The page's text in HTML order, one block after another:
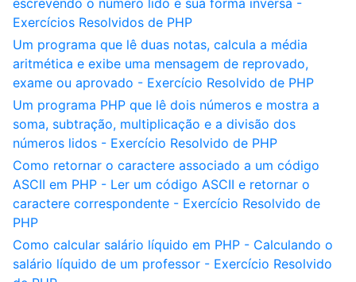
escrevendo o número lido e sua forma inversa -
Exercícios Resolvidos de PHP
Um programa que lê duas notas, calcula a média
aritmética e exibe uma mensagem de reprovado,
exame ou aprovado - Exercício Resolvido de PHP
Um programa PHP que lê dois números e mostra a
soma, subtração, multiplicação e a divisão dos
números lidos - Exercício Resolvido de PHP
Como retornar o caractere associado a um código
ASCII em PHP - Ler um código ASCII e retornar o
caractere correspondente - Exercício Resolvido de
PHP
Como calcular salário líquido em PHP - Calculando o
salário líquido de um professor - Exercício Resolvido